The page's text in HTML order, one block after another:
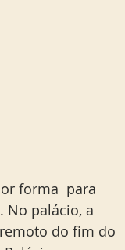
forma  para
No palácio, a
do fim do